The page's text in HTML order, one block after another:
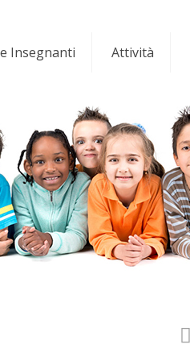
Insegnanti Attività